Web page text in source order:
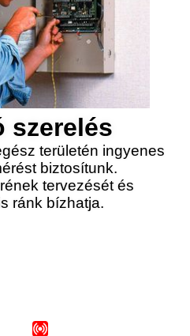
szerelés
területén ingyenes
biztosítunk.
tervezését és
ránk bízhatja.